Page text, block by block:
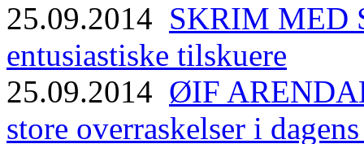
25.09.2014 SKRIM MED
entusiastiske tilskuere
25.09.2014 ØIF
store overraskelser i